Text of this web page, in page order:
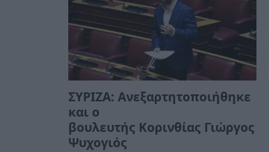
ΣΥΡΙΖΑ: Aνεξαρτητοποιήθηκε
και ο
βουλευτής Κορινθίας Γιώργος
Ψυχογιός